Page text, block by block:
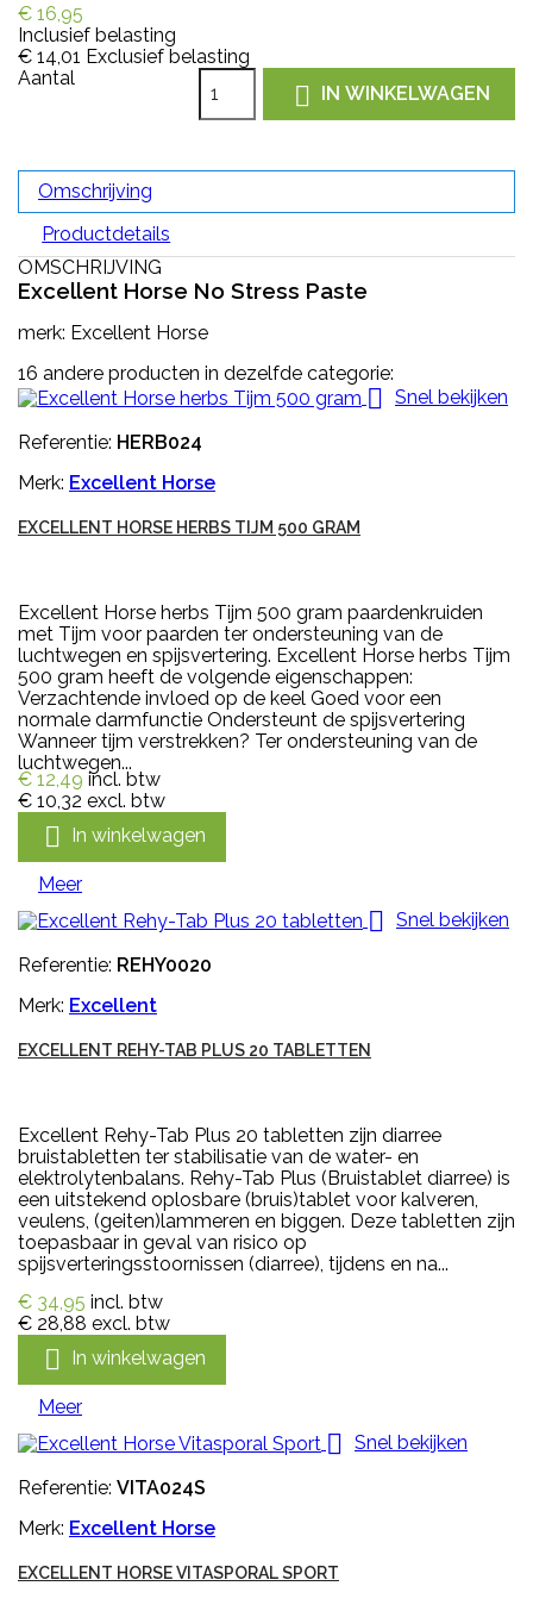
€ 16,95
Inclusief belasting
€ 14,01 Exclusief belasting
Aantal
 IN WINKELWAGEN
Omschrijving
Productdetails
OMSCHRIJVING
Excellent Horse No Stress Paste
merk: Excellent Horse
16 andere producten in dezelfde categorie:
 Snel bekijken
Referentie: HERB024
Merk: Excellent Horse
EXCELLENT HORSE HERBS TIJM 500 GRAM
Excellent Horse herbs Tijm 500 gram paardenkruiden
met Tijm voor paarden ter ondersteuning van de
luchtwegen en spijsvertering. Excellent Horse herbs Tijm
500 gram heeft de volgende eigenschappen:
Verzachtende invloed op de keel Goed voor een
normale darmfunctie Ondersteunt de spijsvertering
Wanneer tijm verstrekken? Ter ondersteuning van de
luchtwegen...
€ 12,49 incl. btw
€ 10,32 excl. btw
 In winkelwagen
Meer
 Snel bekijken
Referentie: REHY0020
Merk: Excellent
EXCELLENT REHY-TAB PLUS 20 TABLETTEN
Excellent Rehy-Tab Plus 20 tabletten zijn diarree
bruistabletten ter stabilisatie van de water- en
elektrolytenbalans. Rehy-Tab Plus (Bruistablet diarree) is
een uitstekend oplosbare (bruis)tablet voor kalveren,
veulens, (geiten)lammeren en biggen. Deze tabletten zijn
toepasbaar in geval van risico op
spijsverteringsstoornissen (diarree), tijdens en na...
€ 34,95 incl. btw
€ 28,88 excl. btw
 In winkelwagen
Meer
 Snel bekijken
Referentie: VITA024S
Merk: Excellent Horse
EXCELLENT HORSE VITASPORAL SPORT